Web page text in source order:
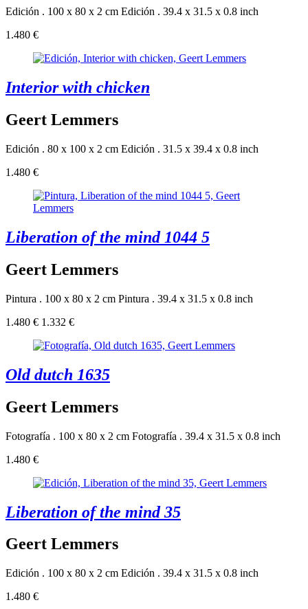
Edición . 100 x 80 x 2 cm Edición . 39.4 x 31.5 x 0.8 inch
1.480 €
Interior with chicken
Geert Lemmers
Edición . 80 x 100 x 2 cm Edición . 31.5 x 39.4 x 0.8 inch
1.480 €
Liberation of the mind 1044 5
Geert Lemmers
Pintura . 100 x 80 x 2 cm Pintura . 39.4 x 31.5 x 0.8 inch
1.480 € 1.332 €
Old dutch 1635
Geert Lemmers
Fotografía . 100 x 80 x 2 cm Fotografía . 39.4 x 31.5 x 0.8 inch
1.480 €
Liberation of the mind 35
Geert Lemmers
Edición . 100 x 80 x 2 cm Edición . 39.4 x 31.5 x 0.8 inch
1.480 €